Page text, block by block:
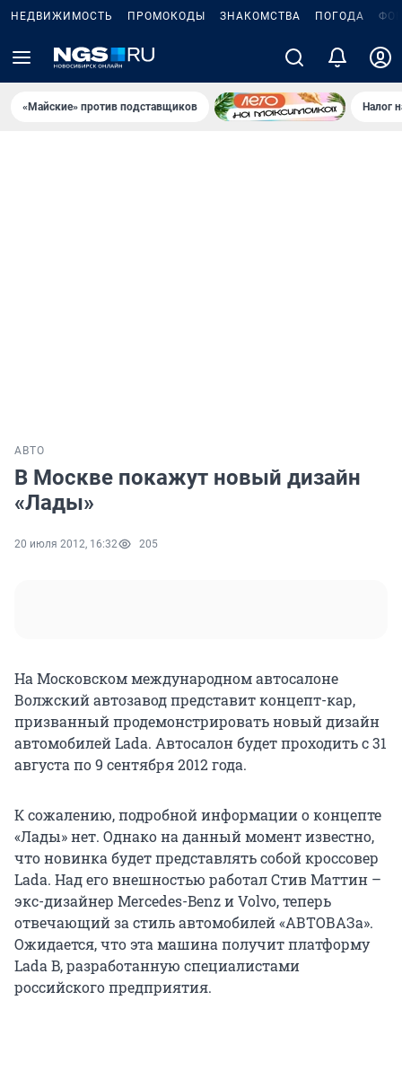
НЕДВИЖИМОСТЬ ПРОМОКОДЫ ЗНАКОМСТВА ПОГОДА
«Майские» против подставщиков Налог
АВТО
В Москве покажут новый дизайн
«Лады»
20 июля 2012, 16:32 205
На Московском международном автосалоне
Волжский автозавод представит концепт-кар,
призванный продемонстрировать новый дизайн
автомобилей Lada. Автосалон будет проходить с 31
августа по 9 сентября 2012 года.
К сожалению, подробной информации о концепте
«Лады» нет. Однако на данный момент известно,
что новинка будет представлять собой кроссовер
Lada. Над его внешностью работал Стив Маттин –
экс-дизайнер Mercedes-Benz и Volvo, теперь
отвечающий за стиль автомобилей «АВТОВАЗа».
Ожидается, что эта машина получит платформу
Lada B, разработанную специалистами
российского предприятия.